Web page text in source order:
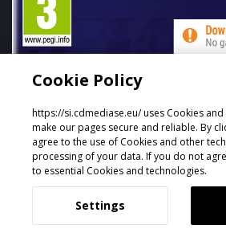
Datum izida: nov 22, 2022
POGLEJTE VEČ
Cookie Policy
https://si.cdmediase.eu/ uses Cookies
make our pages secure and reliable. By
agree to the use of Cookies and other
processing of your data. If you do not
to essential Cookies and technologies.
Settings